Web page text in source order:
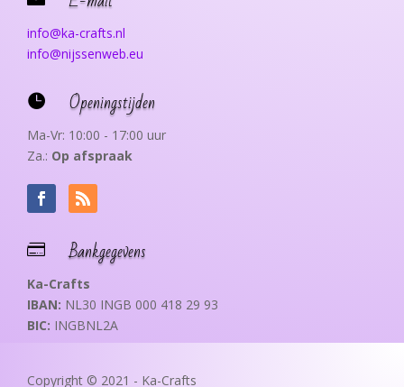
info@ka-crafts.nl
info@nijssenweb.eu
 Openingstijden
Ma-Vr: 10:00 - 17:00 uur
Za.: Op afspraak
 Bankgegevens
Ka-Crafts
IBAN: NL30 INGB 000 418 29 93
BIC: INGBNL2A
Copyright © 2021 - Ka-Crafts